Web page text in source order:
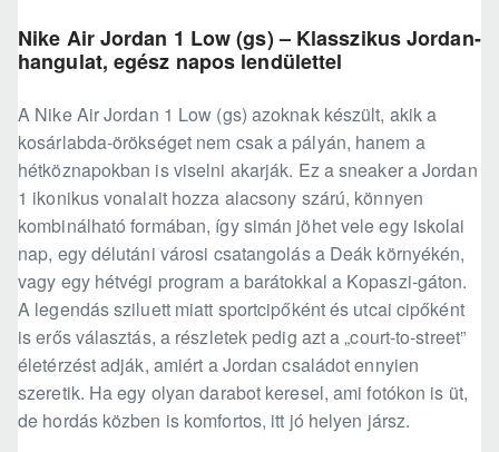
Nike Air Jordan 1 Low (gs) – Klasszikus Jordan-
hangulat, egész napos lendülettel
A Nike Air Jordan 1 Low (gs) azoknak készült, akik a
kosárlabda-örökséget nem csak a pályán, hanem a
hétköznapokban is viselni akarják. Ez a sneaker a Jordan
1 ikonikus vonalait hozza alacsony szárú, könnyen
kombinálható formában, így simán jöhet vele egy iskolai
nap, egy délutáni városi csatangolás a Deák környékén,
vagy egy hétvégi program a barátokkal a Kopaszi-gáton.
A legendás sziluett miatt sportcipőként és utcai cipőként
is erős választás, a részletek pedig azt a „court-to-street”
életérzést adják, amiért a Jordan családot ennyien
szeretik. Ha egy olyan darabot keresel, ami fotókon is üt,
de hordás közben is komfortos, itt jó helyen jársz.